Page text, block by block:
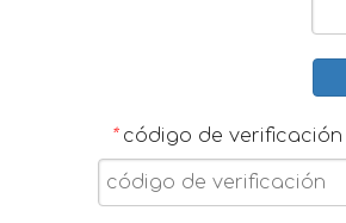
* código de verificación